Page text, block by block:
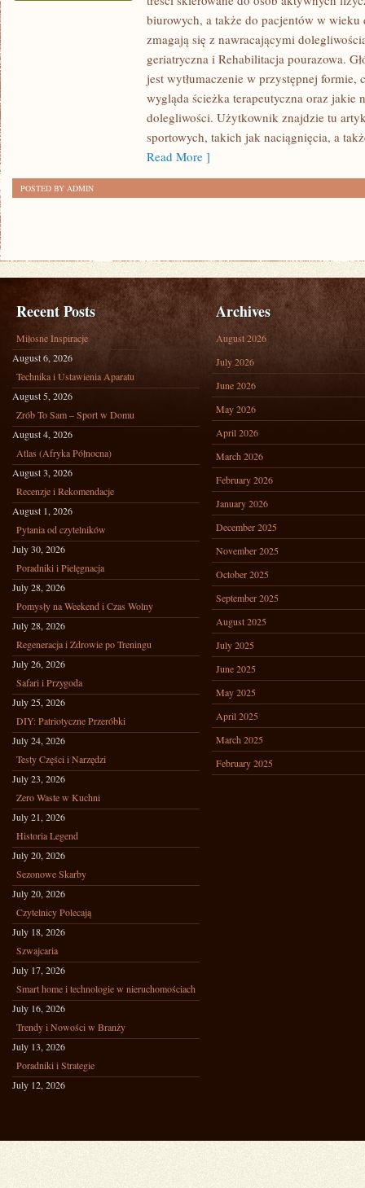
biurowych, a także do pacjentów w
zmagają się z nawracającymi
geriatryczna i Rehabilitacja pourazowa.
jest wytłumaczenie w przystępnej formie,
wygląda ścieżka terapeutyczna oraz jakie
dolegliwości. Użytkownik znajdzie tu
sportowych, takich jak naciągnięcia, a
Read More ]
POSTED BY ADMIN
Recent Posts
Miłosne Inspiracje
August 6, 2026
Technika i Ustawienia Aparatu
August 5, 2026
Zrób To Sam – Sport w Domu
August 4, 2026
Atlas (Afryka Północna)
August 3, 2026
Recenzje i Rekomendacje
August 1, 2026
Pytania od czytelników
July 30, 2026
Poradniki i Pielęgnacja
July 28, 2026
Pomysły na Weekend i Czas Wolny
July 28, 2026
Regeneracja i Zdrowie po Treningu
July 26, 2026
Safari i Przygoda
July 25, 2026
DIY: Patriotyczne Przeróbki
July 24, 2026
Testy Części i Narzędzi
July 23, 2026
Zero Waste w Kuchni
July 21, 2026
Historia Legend
July 20, 2026
Sezonowe Skarby
July 20, 2026
Czytelnicy Polecają
July 18, 2026
Szwajcaria
July 17, 2026
Smart home i technologie w nieruchomościach
July 16, 2026
Trendy i Nowości w Branży
July 13, 2026
Poradniki i Strategie
July 12, 2026
Archives
August 2026
July 2026
June 2026
May 2026
April 2026
March 2026
February 2026
January 2026
December 2025
November 2025
October 2025
September 2025
August 2025
July 2025
June 2025
May 2025
April 2025
March 2025
February 2025